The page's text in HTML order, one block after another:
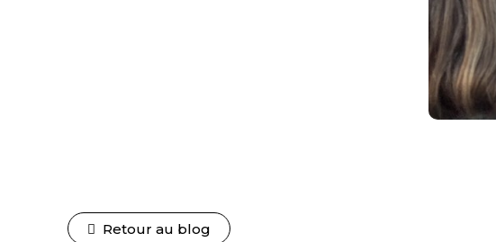
Retour au blog